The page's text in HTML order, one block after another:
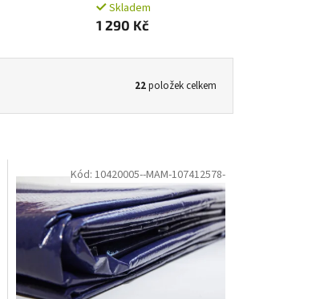
Skladem
1 290 Kč
22položek celkem
Kód: 10420005--MAM-107412578-